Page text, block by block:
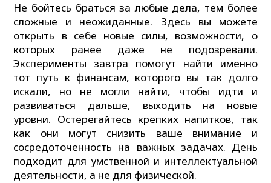
Не бойтесь браться за любые дела, тем более
сложные и неожиданные. Здесь вы можете
открыть в себе новые силы, возможности, о
которых ранее даже не подозревали.
Эксперименты завтра помогут найти именно
тот путь к финансам, которого вы так долго
искали, но не могли найти, чтобы идти и
развиваться дальше, выходить на новые
уровни. Остерегайтесь крепких напитков, так
как они могут снизить ваше внимание и
сосредоточенность на важных задачах. День
подходит для умственной и интеллектуальной
деятельности, а не для физической.